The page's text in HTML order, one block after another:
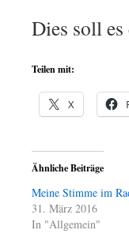
Dies soll
Teilen mit:
X
Ähnliche Beiträge
Meine Stimme im
31. März 2016
In "Allgemein"